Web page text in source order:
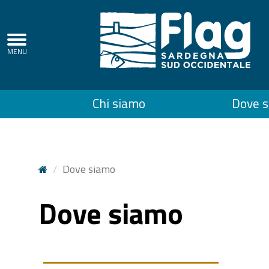
Regione
Autonoma
della
Top Chi siamo Dove
Dove siamo
Dove siamo